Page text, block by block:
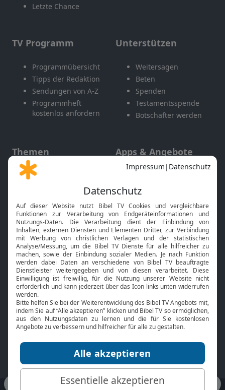
Letzte Chance
TV Programm
Programmübersicht
Tipps der Redaktion
Sendungen von A-Z
Programmheft
kostenlos anfordern
Unterstützen
Weitersagen
Beten
Spenden
Testamentsspende
Botschafter werden
Themen
Gott und Bibel erklärt
Neuigkeiten
Apps & Angebote
Mobile App
Smart TV
HbbTV
Bibelthek Online-Bibel
Nächster Gottesdienst
Bibel TV
Über uns
Jobs
Mediadaten
Service
Kontakt
TV-Empfang